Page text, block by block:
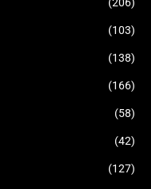
(103)
(138)
(166)
(58)
(42)
(127)